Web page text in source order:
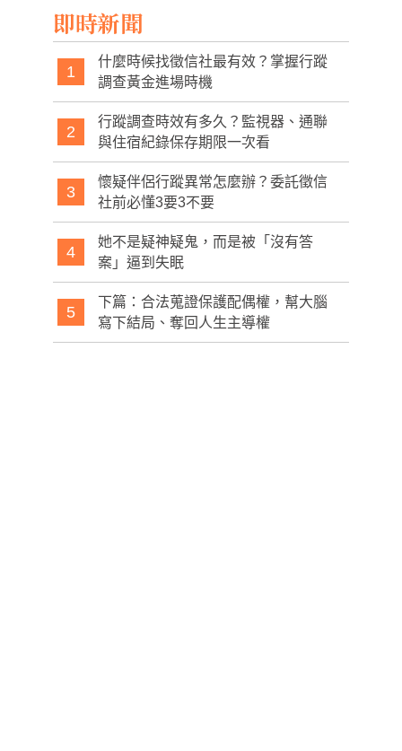
即時新聞
1
什麼時候找徵信社最有效？掌握行蹤
調查黃金進場時機
2
行蹤調查時效有多久？監視器、通聯
與住宿紀錄保存期限一次看
3
懷疑伴侶行蹤異常怎麼辦？委託徵信
社前必懂3要3不要
4
她不是疑神疑鬼，而是被「沒有答
案」逼到失眠
5
下篇：合法蒐證保護配偶權，幫大腦
寫下結局、奪回人生主導權